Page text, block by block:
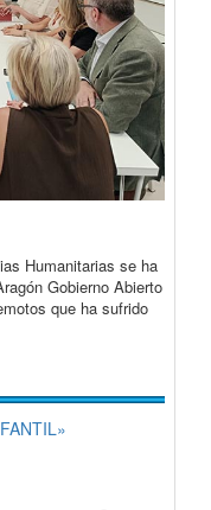
Humanitarias se ha
Gobierno Abierto
que ha sufrido